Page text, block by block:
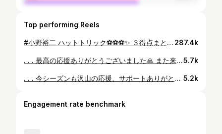
Top performing Reels
#小野裕二 ハットトリック⚽️⚽️⚽️✨ ３得点まとめてどうぞ💁‍♀️ #サガン鳥栖 #sagantosu #Jリーグ #jleague #サッカー #soccer #football #J30 明治安田生命Ｊリーグ全試合はDAZN独占配信🎥 287.4k
. . . 最高の応援ありがとうございました🙏 また来週みんなで笑顔になれるよういい準備をします👍 #アルビレックス新潟 #小野裕二 #99 #感謝 #アイシテルニイガタ🧡5.7k
. . . 今シーズンも沢山の応援、サポートありがとうございました。 ガンバに来てから2シーズン 怪我でチームに貢献できず、 悔しい気持ちしかありません。 ガンバサポーターの皆さんにはもっと自分のプレーを見せたかったし、満員のパナスタでプレーしてみたかったです。 それが実現しなかったのは自分の実力で責任です。 これまでどんな時も自分に期待をして、待ち続けてくれたガンバサポーターの方達には感謝しかありません。 本当にありがとうございました。 そして、このクラブで共にプレーした仲間。 一緒に戦った監督、コーチ。 怪我をしたときに沢山ケアしてくれたメディカルスタッフ、コロナで大変な中、沢山の犠牲を払い自分達を輝かせてくれたクラブ関係者の皆様、本当にありがとうございました。 僕はガンバ大阪が大好きです！ どこにいっても大切なクラブです。 本当にありがとうございました！！！ 最後に、サポーターの方達が自分に向けてくれたメッセージは一生、自分の宝物です。 本当にありがとうございます。 次にパナスタに来る時はもっと皆さんを楽しませられる選手になれるよう、努力していきます。 また会いましょう^_^ 5.2k
Engagement rate benchmark